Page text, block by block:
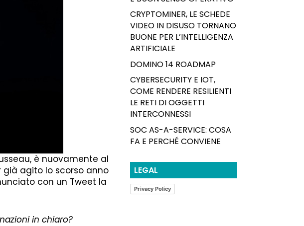
è nuovamente al
già agito lo scorso anno
con un Tweet la
in chiaro?
CRYPTOMINER, LE SCHEDE
VIDEO IN DISUSO TORNANO
BUONE PER L’INTELLIGENZA
ARTIFICIALE
DOMINO 14 ROADMAP
CYBERSECURITY E IOT,
COME RENDERE RESILIENTI
LE RETI DI OGGETTI
INTERCONNESSI
SOC AS-A-SERVICE: COSA
FA E PERCHÉ CONVIENE
LEGAL
Privacy Policy